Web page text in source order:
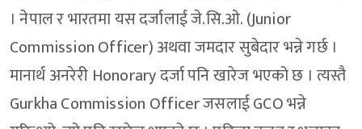
। नेपाल र भारतमा यस दर्जालाई जे.सि.ओ. (Junior
Commission Officer) अथवा जमदार सुबेदार भन्ने गर्छ ।
मानार्थ अनरेरी Honorary दर्जा पनि खारेज भएको छ । त्यस्तै
Gurkha Commission Officer जसलाई GCO भन्ने